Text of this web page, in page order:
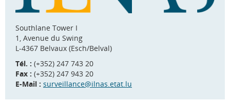
Southlane Tower I
1, Avenue du Swing
L-4367 Belvaux (Esch/Belval)
Tél. : (+352) 247 743 20
Fax : (+352) 247 943 20
E-Mail : surveillance@ilnas.etat.lu